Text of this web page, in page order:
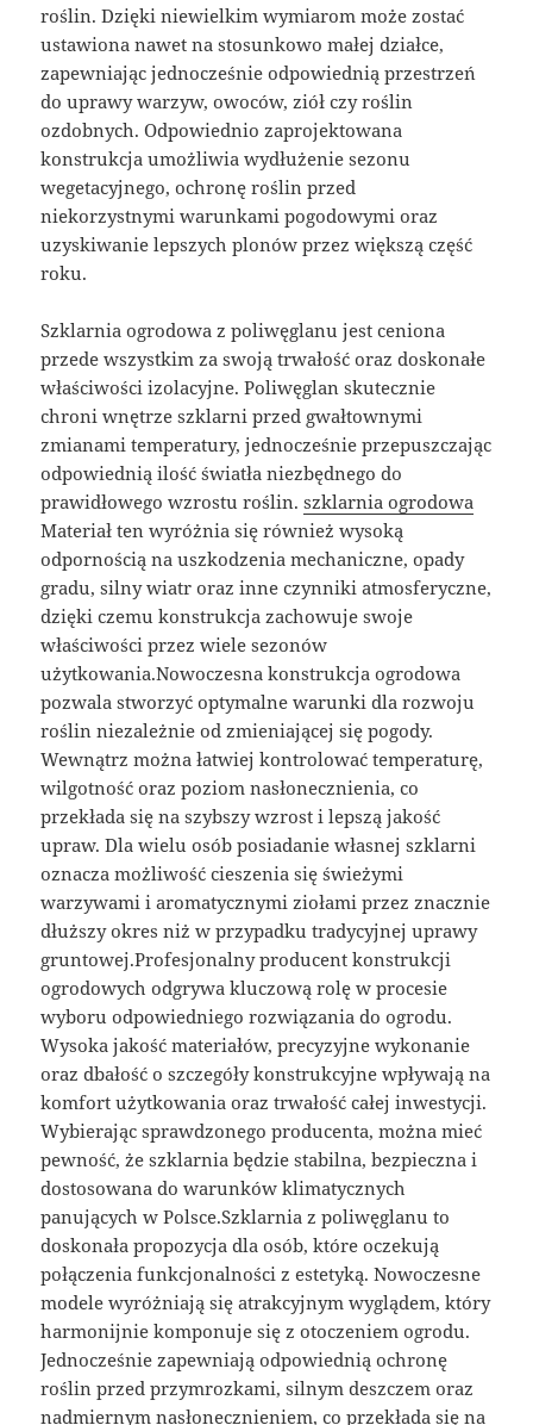
roślin. Dzięki niewielkim wymiarom może zostać
ustawiona nawet na stosunkowo małej działce,
zapewniając jednocześnie odpowiednią przestrzeń
do uprawy warzyw, owoców, ziół czy roślin
ozdobnych. Odpowiednio zaprojektowana
konstrukcja umożliwia wydłużenie sezonu
wegetacyjnego, ochronę roślin przed
niekorzystnymi warunkami pogodowymi oraz
uzyskiwanie lepszych plonów przez większą część
roku.
Szklarnia ogrodowa z poliwęglanu jest ceniona
przede wszystkim za swoją trwałość oraz doskonałe
właściwości izolacyjne. Poliwęglan skutecznie
chroni wnętrze szklarni przed gwałtownymi
zmianami temperatury, jednocześnie przepuszczając
odpowiednią ilość światła niezbędnego do
prawidłowego wzrostu roślin.szklarnia ogrodowa
Materiał ten wyróżnia się również wysoką
odpornością na uszkodzenia mechaniczne, opady
gradu, silny wiatr oraz inne czynniki atmosferyczne,
dzięki czemu konstrukcja zachowuje swoje
właściwości przez wiele sezonów
użytkowania.Nowoczesna konstrukcja ogrodowa
pozwala stworzyć optymalne warunki dla rozwoju
roślin niezależnie od zmieniającej się pogody.
Wewnątrz można łatwiej kontrolować temperaturę,
wilgotność oraz poziom nasłonecznienia, co
przekłada się na szybszy wzrost i lepszą jakość
upraw. Dla wielu osób posiadanie własnej szklarni
oznacza możliwość cieszenia się świeżymi
warzywami i aromatycznymi ziołami przez znacznie
dłuższy okres niż w przypadku tradycyjnej uprawy
gruntowej.Profesjonalny producent konstrukcji
ogrodowych odgrywa kluczową rolę w procesie
wyboru odpowiedniego rozwiązania do ogrodu.
Wysoka jakość materiałów, precyzyjne wykonanie
oraz dbałość o szczegóły konstrukcyjne wpływają na
komfort użytkowania oraz trwałość całej inwestycji.
Wybierając sprawdzonego producenta, można mieć
pewność, że szklarnia będzie stabilna, bezpieczna i
dostosowana do warunków klimatycznych
panujących w Polsce.Szklarnia z poliwęglanu to
doskonała propozycja dla osób, które oczekują
połączenia funkcjonalności z estetyką. Nowoczesne
modele wyróżniają się atrakcyjnym wyglądem, który
harmonijnie komponuje się z otoczeniem ogrodu.
Jednocześnie zapewniają odpowiednią ochronę
roślin przed przymrozkami, silnym deszczem oraz
nadmiernym nasłonecznieniem, co przekłada się na